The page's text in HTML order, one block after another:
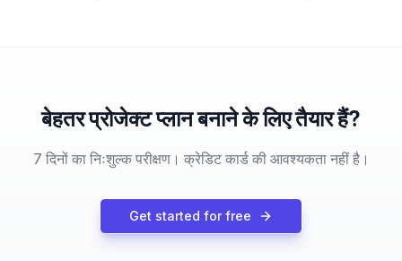
बेहतर प्रोजेक्ट प्लान बनाने के लिए तैयार हैं?
7 दिनों का निःशुल्क परीक्षण। क्रेडिट कार्ड की आवश्यकता नहीं है।
Get started for free